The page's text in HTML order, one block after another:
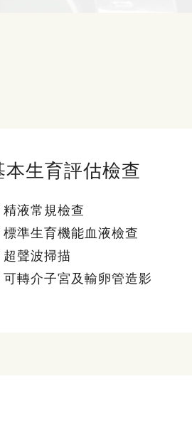
本生育評估檢查
精液常規檢查
標準生育機能血液檢查
超聲波掃描
可轉介子宮及輸卵管造影